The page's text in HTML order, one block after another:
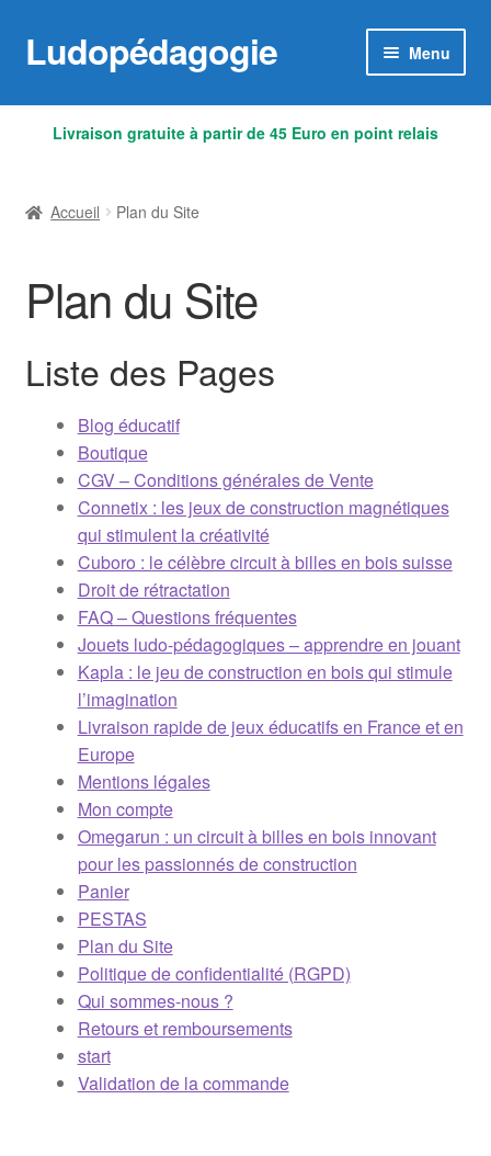
Aller
à
navigation
Aller
au
Ludopédagogie Menu
Accueil
Boutique
CGV – Conditions générales de Vente
stimulent la créativité
Cuboro : le célèbre circuit à billes en bois suisse
Droit de rétractation
FAQ – Questions fréquentes
Kapla : le jeu de construction en bois qui stimule
l’imagination
Livraison rapide de jeux éducatifs en France et en
Europe
Mentions légales
Mon compte
Omegarun : un circuit à billes en bois innovant pour les
passionnés de construction
Panier
PESTAS
Plan du Site
Livraison gratuite à partir de 45 Euro en point relais
Accueil Plan du Site
Plan du Site
Liste des Pages
Blog éducatif
Boutique
CGV – Conditions générales de Vente
Connetix : les jeux de construction magnétiques
qui stimulent la créativité
Cuboro : le célèbre circuit à billes en bois suisse
Droit de rétractation
FAQ – Questions fréquentes
Jouets ludo-pédagogiques – apprendre en jouant
Kapla : le jeu de construction en bois qui stimule
l’imagination
Livraison rapide de jeux éducatifs en France et en
Europe
Mentions légales
Mon compte
Omegarun : un circuit à billes en bois innovant
pour les passionnés de construction
Panier
PESTAS
Plan du Site
Politique de confidentialité (RGPD)
Qui sommes-nous ?
Retours et remboursements
start
Validation de la commande